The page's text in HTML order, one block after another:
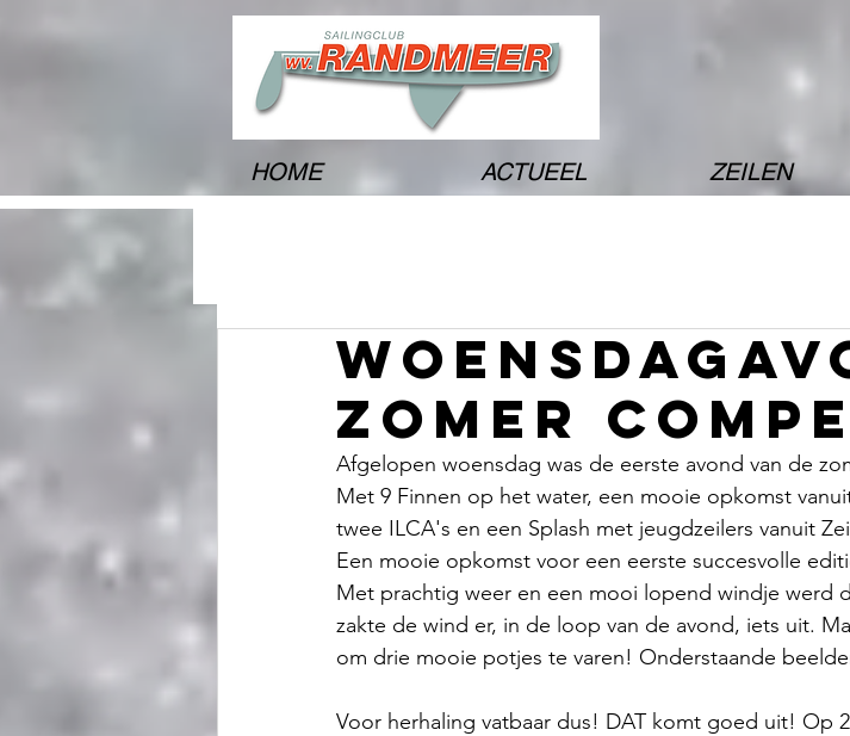
HOME ACTUEEL ZEILEN
zomer
Afgelopen woensdag was de eerste avond van de
Met 9 Finnen op het water, een mooie opkomst
twee ILCA's en een Splash met jeugdzeilers vanuit
Een mooie opkomst voor een eerste succesvolle
Met prachtig weer en een mooi lopend windje werd
zakte de wind er, in de loop van de avond, iets uit.
om drie mooie potjes te varen! Onderstaande
Voor herhaling vatbaar dus! DAT komt goed uit! Op